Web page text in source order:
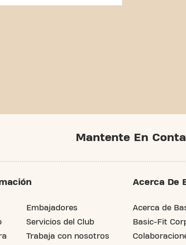
Mantente En
Embajadores
Servicios del Club
Trabaja con nosotros
Acerca De
Acerca de
Basic-Fit